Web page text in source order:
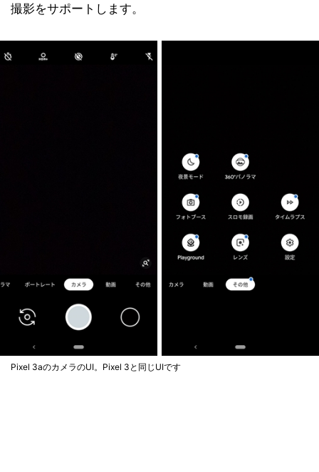
撮影をサポートします。
Pixel 3aのカメラのUI。Pixel 3と同じUIです